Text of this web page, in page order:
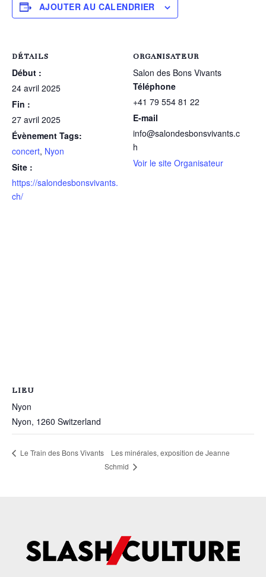
AJOUTER AU CALENDRIER
DÉTAILS
Début :
24 avril 2025
Fin :
27 avril 2025
Évènement Tags:
concert, Nyon
Site :
https://salondesbonsvivants.
ch/
ORGANISATEUR
Salon des Bons Vivants
Téléphone
+41 79 554 81 22
E-mail
info@salondesbonsvivants.c
h
Voir le site Organisateur
LIEU
Nyon
Nyon, 1260 Switzerland
Le Train des Bons Vivants
Les minérales, exposition de Jeanne
Schmid